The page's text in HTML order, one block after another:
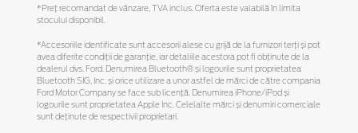
*Preţ recomandat de vânzare, TVA inclus. Oferta este valabilă în limita
stocului disponibil.
*Accesoriile identificate sunt accesorii alese cu grijă de la furnizori terți și pot
avea diferite condiții de garanție, iar detaliile acestora pot fi obținute de la
dealerul dvs. Ford. Denumirea Bluetooth® și logourile sunt proprietatea
Bluetooth SIG, Inc. și orice utilizare a unor astfel de mărci de către compania
Ford Motor Company se face sub licență. Denumirea iPhone/iPod și
logourile sunt proprietatea Apple Inc. Celelalte mărci și denumiri comerciale
sunt deținute de respectivii proprietari.